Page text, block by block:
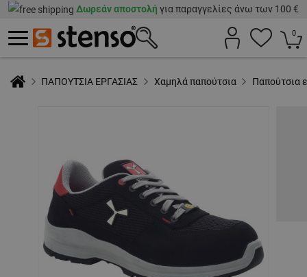
Δωρεάν αποστολή για παραγγελίες άνω των 100 €
0
ΠΑΠΟΥΤΣΙΑ ΕΡΓΑΣΙΑΣ Χαμηλά παπούτσια Παπούτσια